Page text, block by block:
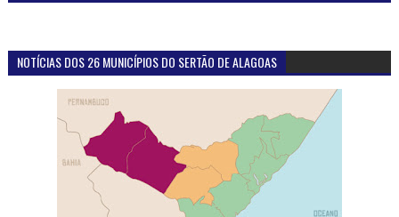
NOTÍCIAS DOS 26 MUNICÍPIOS DO SERTÃO DE ALAGOAS